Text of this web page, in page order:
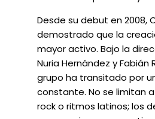
Desde su debut en 2008,
demostrado que la
mayor activo. Bajo la
Nuria Hernández y Fabián
grupo ha transitado por
constante. No se limitan
rock o ritmos latinos; los